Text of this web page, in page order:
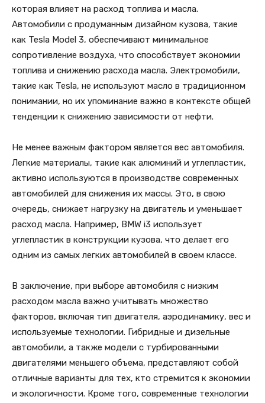
которая влияет на расход топлива и масла.
Автомобили с продуманным дизайном кузова, такие
как Tesla Model 3, обеспечивают минимальное
сопротивление воздуха, что способствует экономии
топлива и снижению расхода масла. Электромобили,
такие как Tesla, не используют масло в традиционном
понимании, но их упоминание важно в контексте общей
тенденции к снижению зависимости от нефти.
Не менее важным фактором является вес автомобиля.
Легкие материалы, такие как алюминий и углепластик,
активно используются в производстве современных
автомобилей для снижения их массы. Это, в свою
очередь, снижает нагрузку на двигатель и уменьшает
расход масла. Например, BMW i3 использует
углепластик в конструкции кузова, что делает его
одним из самых легких автомобилей в своем классе.
В заключение, при выборе автомобиля с низким
расходом масла важно учитывать множество
факторов, включая тип двигателя, аэродинамику, вес и
используемые технологии. Гибридные и дизельные
автомобили, а также модели с турбированными
двигателями меньшего объема, представляют собой
отличные варианты для тех, кто стремится к экономии
и экологичности. Кроме того, современные технологии